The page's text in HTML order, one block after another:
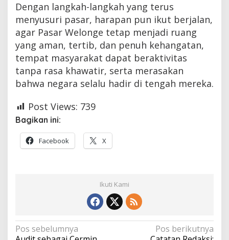
Dengan langkah-langkah yang terus
menyusuri pasar, harapan pun ikut berjalan,
agar Pasar Welonge tetap menjadi ruang
yang aman, tertib, dan penuh kehangatan,
tempat masyarakat dapat beraktivitas
tanpa rasa khawatir, serta merasakan
bahwa negara selalu hadir di tengah mereka.
Post Views: 739
Bagikan ini:
Facebook X
Ikuti Kami
Navigasi
Pos sebelumnya
Pos berikutnya